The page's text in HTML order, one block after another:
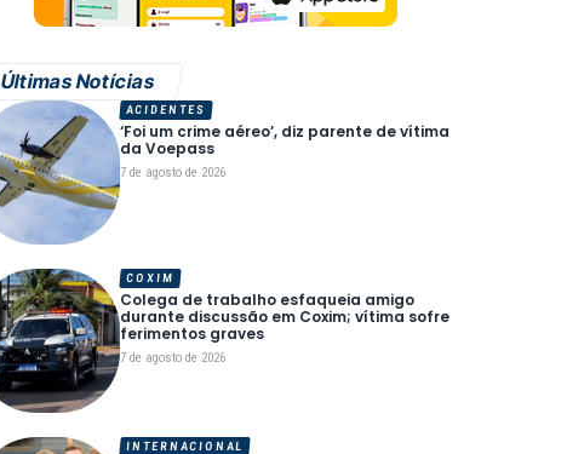
Últimas Notícias
‘Foi um crime aéreo’, diz parente de vítima
da Voepass
7 de agosto de 2026
ACIDENTES
Colega de trabalho esfaqueia amigo
durante discussão em Coxim; vítima sofre
ferimentos graves
7 de agosto de 2026
COXIM
INTERNACIONAL